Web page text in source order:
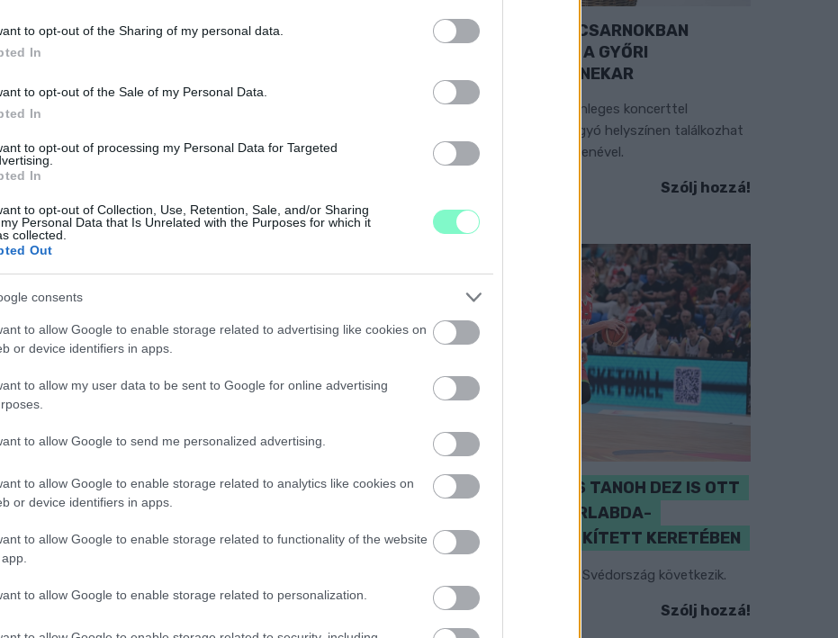
to opt-out of the Sharing of my personal data.
In
to opt-out of the Sale of my Personal Data.
In
to opt-out of processing my Personal Data for Targeted
In
to opt-out of Collection, Use, Retention, Sale, and/or Sharing
Personal Data that Is Unrelated with the Purposes for which it
collected.
Out
consents
to allow Google to enable storage related to advertising like cookies on
or device identifiers in apps.
to allow my user data to be sent to Google for online advertising
to allow Google to send me personalized advertising.
to allow Google to enable storage related to analytics like cookies on
or device identifiers in apps.
to allow Google to enable storage related to functionality of the website
to allow Google to enable storage related to personalization.
EXTRA: A VÁSÁRCSARNOKBAN
NYITJA ÚJ ÉVADÁT A GYŐRI
FILHARMONIKUS ZENEKAR
A „Zenélő piac” című különleges koncerttel
szeptember 7-én rendhagyó helyszínen találkozhat
a közönség a klasszikus zenével.
Szólj hozzá!
PERL, VÁRADI ÉS TANOH DEZ IS OTT
VAN A FÉRFI KOSÁRLABDA-
VÁLOGATOTT SZŰKÍTETT KERETÉBEN
Észtország, Szlovénia és Svédország következik.
Szólj hozzá!